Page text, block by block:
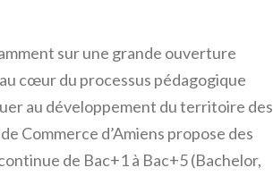
sur une grande ouverture
cœur du processus pédagogique
au développement du territoire des
Commerce d’Amiens propose des
de Bac+1 à Bac+5 (Bachelor,